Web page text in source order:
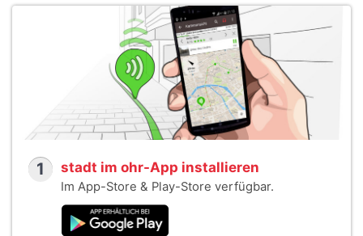
1 stadt im ohr-App installieren
Im App-Store & Play-Store verfügbar.